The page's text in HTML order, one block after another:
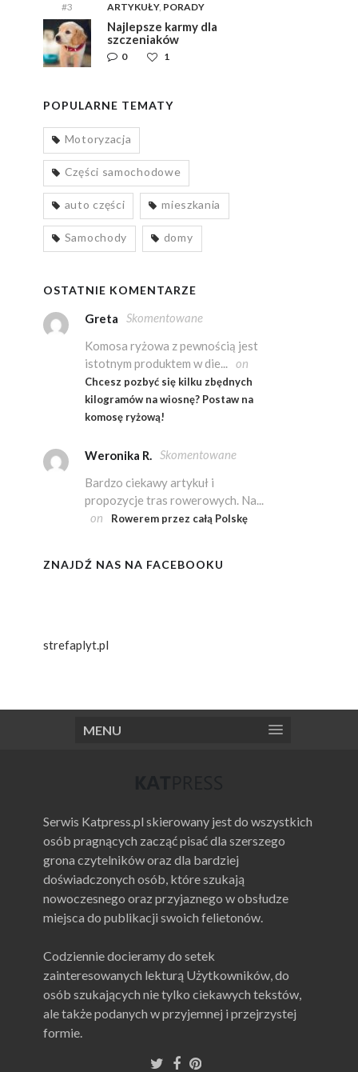
#3 ARTYKUŁY, PORADY
Najlepsze karmy dla
szczeniaków
1
0
POPULARNE TEMATY
Motoryzacja
Części samochodowe
auto części mieszkania
Samochody domy
OSTATNIE KOMENTARZE
Greta
Skomentowane
Komosa ryżowa z pewnością jest
istotnym produktem w die... on
Chcesz pozbyć się kilku zbędnych
kilogramów na wiosnę? Postaw na
komosę ryżową!
Weronika R. Skomentowane
Bardzo ciekawy artykuł i
propozycje tras rowerowych. Na...
on
Rowerem przez całą Polskę
ZNAJDŹ NAS NA FACEBOOKU
strefaplyt.pl
MENU
Serwis Katpress.pl skierowany jest do wszystkich
osób pragnących zacząć pisać dla szerszego
grona czytelników oraz dla bardziej
doświadczonych osób, które szukają
nowoczesnego oraz przyjaznego w obsłudze
miejsca do publikacji swoich felietonów.
Codziennie docieramy do setek
zainteresowanych lekturą Użytkowników, do
osób szukających nie tylko ciekawych tekstów,
ale także podanych w przyjemnej i przejrzystej
formie.